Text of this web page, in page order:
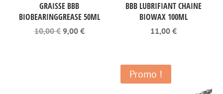
GRAISSE BBB
BIOBEARINGGREASE 50ML
10,00€ Le
9,00 €Le
BBB LUBRIFIANT CHAINE
BIOWAX 100ML
11,00€
Promo !